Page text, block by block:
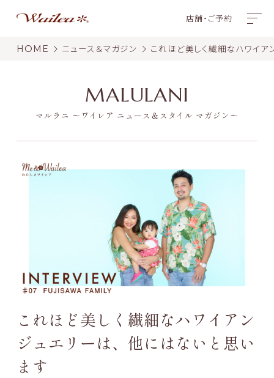
店舗・ご予約
HOME ニュース＆マガジン これほど美しく繊細なハワイア
MALULANI
マルラニ 〜ワイレア ニュース＆スタイル マガジン〜
これほど美しく繊細なハワイアン
ジュエリーは、他にはないと思い
ます